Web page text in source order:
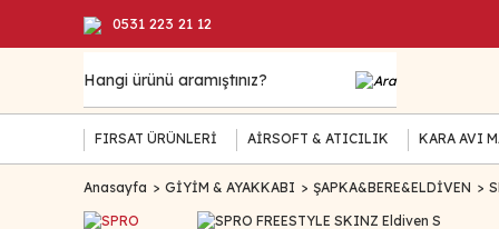
0531 223 21 12
FIRSAT ÜRÜNLERİ AİRSOFT & ATICILIK KARA AVI
Anasayfa GİYİM & AYAKKABI ŞAPKA&BERE&ELDİVEN